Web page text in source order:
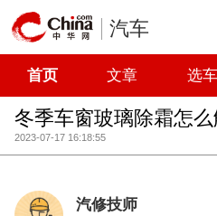
汽车
首页 文章 选车
冬季车窗玻璃除霜怎么
2023-07-17 16:18:55
汽修技师